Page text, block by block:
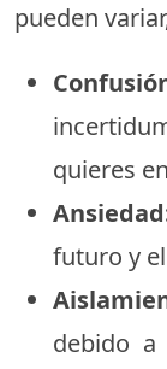
pueden
quieres
futuro y
debido